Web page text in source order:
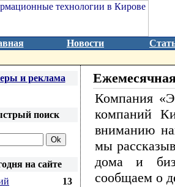
Новости
и реклама
поиск
на сайте
13
Компания
компаний
вниманию
мы
дома и
сообщаем о